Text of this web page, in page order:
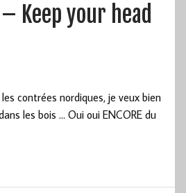
Keep your head
contrées nordiques, je veux bien
les bois … Oui oui ENCORE du